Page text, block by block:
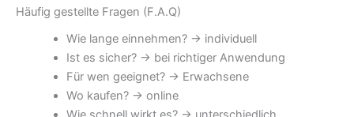
Häufig gestellte Fragen (F.A.Q)
Wie lange einnehmen? → individuell
Ist es sicher? → bei richtiger Anwendung
Für wen geeignet? → Erwachsene
Wo kaufen? → online